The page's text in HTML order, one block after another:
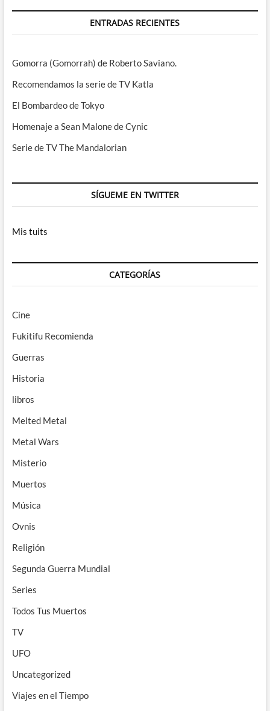
ENTRADAS RECIENTES
Gomorra (Gomorrah) de Roberto Saviano.
Recomendamos la serie de TV Katla
El Bombardeo de Tokyo
Homenaje a Sean Malone de Cynic
Serie de TV The Mandalorian
SÍGUEME EN TWITTER
Mis tuits
CATEGORÍAS
Cine
Fukitifu Recomienda
Guerras
Historia
libros
Melted Metal
Metal Wars
Misterio
Muertos
Música
Ovnis
Religión
Segunda Guerra Mundial
Series
Todos Tus Muertos
TV
UFO
Uncategorized
Viajes en el Tiempo